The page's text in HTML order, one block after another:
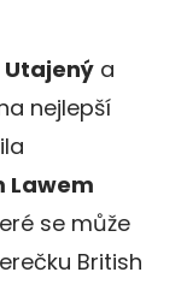
Utajený a
nejlepší
Lawem
se může
British